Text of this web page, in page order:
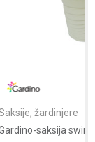
žardinjere
Gardino-saksija